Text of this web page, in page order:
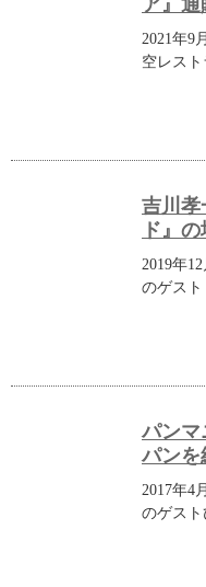
ア』通
2021年9
空レス
吉川孝
ド』
2019年
のゲス
パンマ
パンを
2017年4
のゲス